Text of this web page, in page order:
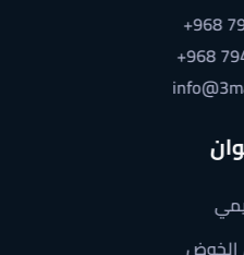
+968
+968